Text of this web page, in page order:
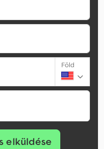
Föld
elküldése